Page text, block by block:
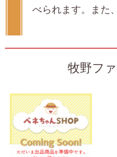
べられます。また
牧野フ